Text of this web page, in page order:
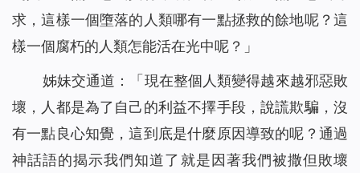
求，這樣一個墮落的人類哪有一點拯救的餘地呢？這
樣一個腐朽的人類怎能活在光中呢？ 」
姊妹交通道：「現在整個人類變得越來越邪惡敗
壞，人都是為了自己的利益不擇手段，說謊欺騙，沒
有一點良心知覺，這到底是什麼原因導致的呢？通過
神話語的揭示我們知道了就是因著我們被撒但敗壞